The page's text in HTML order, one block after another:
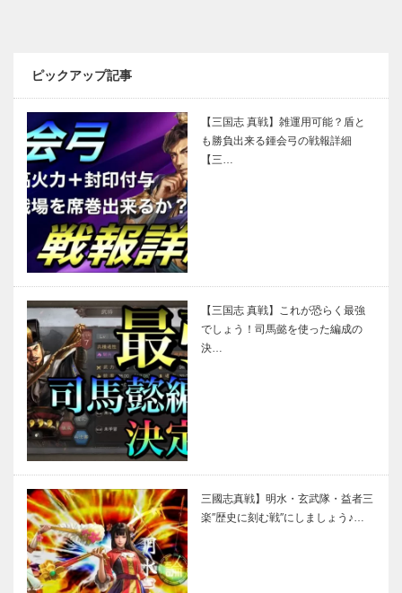
ピックアップ記事
【三国志 真戦】雑運用可能？盾と
も勝負出来る鍾会弓の戦報詳細
【三…
【三国志 真戦】これが恐らく最強
でしょう！司馬懿を使った編成の
決…
三國志真戦】明水・玄武隊・益者三
楽″歴史に刻む戦″にしましょう♪…